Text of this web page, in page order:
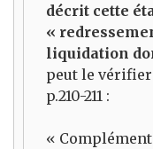
décrit cette
«
liquidation
peut le vérifier
p.210-211 :
«